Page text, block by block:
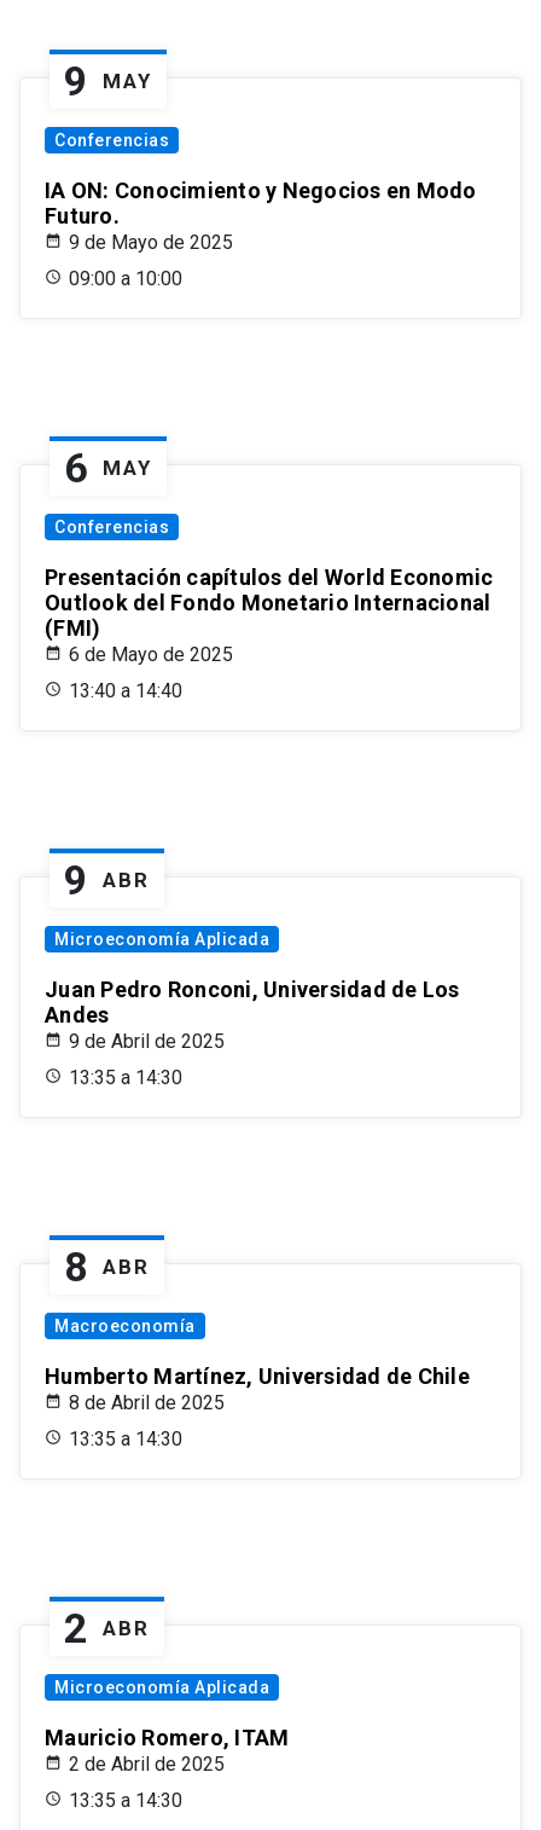
9 MAY
Conferencias
IA ON: Conocimiento y Negocios en Modo
Futuro.
9 de Mayo de 2025
09:00 a 10:00
6 MAY
Conferencias
Presentación capítulos del World Economic
Outlook del Fondo Monetario Internacional
(FMI)
6 de Mayo de 2025
13:40 a 14:40
9 ABR
Microeconomía Aplicada
Juan Pedro Ronconi, Universidad de Los
Andes
9 de Abril de 2025
13:35 a 14:30
8 ABR
Macroeconomía
Humberto Martínez, Universidad de Chile
8 de Abril de 2025
13:35 a 14:30
2 ABR
Microeconomía Aplicada
Mauricio Romero, ITAM
2 de Abril de 2025
13:35 a 14:30